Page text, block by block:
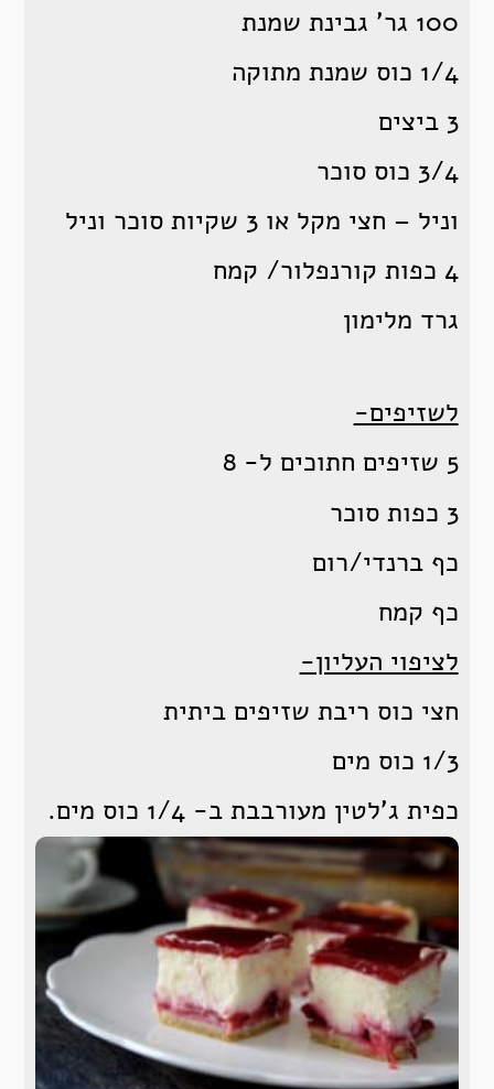
100 גר' גבינת שמנת
1/4 כוס שמנת מתוקה
3 ביצים
3/4 כוס סוכר
וניל – חצי מקל או 3 שקיות סוכר וניל
4 כפות קורנפלור/ קמח
גרד מלימון
לשזיפים-
5 שזיפים חתוכים ל- 8
3 כפות סוכר
כף ברנדי/רום
כף קמח
לציפוי העליון-
חצי כוס ריבת שזיפים ביתית
1/3 כוס מים
כפית ג'לטין מעורבבת ב- 1/4 כוס מים.